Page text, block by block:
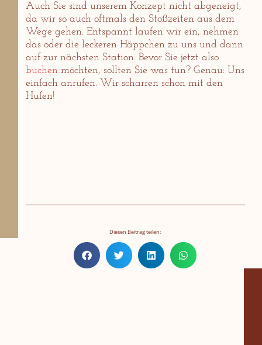
Auch Sie sind unserem Konzept nicht abgeneigt,
da wir so auch oftmals den Stoßzeiten aus dem
Wege gehen. Entspannt laufen wir ein, nehmen
das oder die leckeren Häppchen zu uns und dann
auf zur nächsten Station. Bevor Sie jetzt also
buchenmöchten, sollten Sie was tun? Genau: Uns
einfach anrufen. Wir scharren schon mit den
Hufen!
Diesen Beitrag teilen: